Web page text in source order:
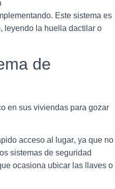
Este sistema es
leyendo la huella dactilar o
de
en sus viviendas para gozar
acceso al lugar, ya que no
sistemas de seguridad
ocasiona ubicar las llaves o